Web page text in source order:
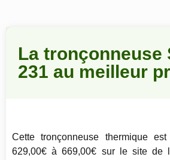
La tronçonneuse
231 au meilleur
Cette tronçonneuse thermique
629,00€ à 669,00€ sur le site de